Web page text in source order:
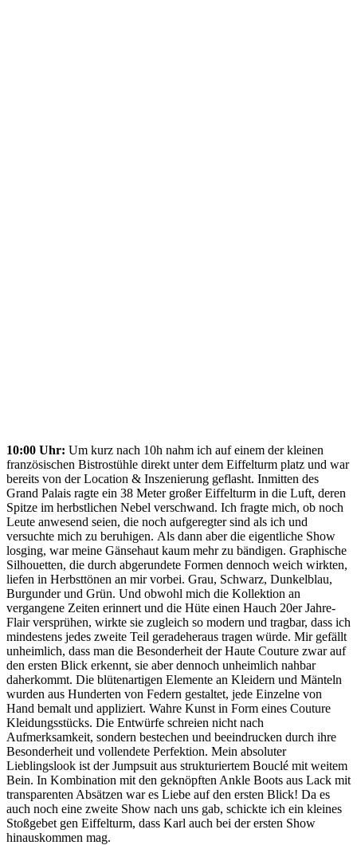
10:00 Uhr: Um kurz nach 10h nahm ich auf einem der kleinen
französischen Bistrostühle direkt unter dem Eiffelturm platz und war
bereits von der Location & Inszenierung geflasht. Inmitten des
Grand Palais ragte ein 38 Meter großer Eiffelturm in die Luft, deren
Spitze im herbstlichen Nebel verschwand. Ich fragte mich, ob noch
Leute anwesend seien, die noch aufgeregter sind als ich und
versuchte mich zu beruhigen. Als dann aber die eigentliche Show
losging, war meine Gänsehaut kaum mehr zu bändigen. Graphische
Silhouetten, die durch abgerundete Formen dennoch weich wirkten,
liefen in Herbsttönen an mir vorbei. Grau, Schwarz, Dunkelblau,
Burgunder und Grün. Und obwohl mich die Kollektion an
vergangene Zeiten erinnert und die Hüte einen Hauch 20er Jahre-
Flair versprühen, wirkte sie zugleich so modern und tragbar, dass ich
mindestens jedes zweite Teil geradeheraus tragen würde. Mir gefällt
unheimlich, dass man die Besonderheit der Haute Couture zwar auf
den ersten Blick erkennt, sie aber dennoch unheimlich nahbar
daherkommt. Die blütenartigen Elemente an Kleidern und Mänteln
wurden aus Hunderten von Federn gestaltet, jede Einzelne von
Hand bemalt und appliziert. Wahre Kunst in Form eines Couture
Kleidungsstücks. Die Entwürfe schreien nicht nach
Aufmerksamkeit, sondern bestechen und beeindrucken durch ihre
Besonderheit und vollendete Perfektion. Mein absoluter
Lieblingslook ist der Jumpsuit aus strukturiertem Bouclé mit weitem
Bein. In Kombination mit den geknöpften Ankle Boots aus Lack mit
transparenten Absätzen war es Liebe auf den ersten Blick! Da es
auch noch eine zweite Show nach uns gab, schickte ich ein kleines
Stoßgebet gen Eiffelturm, dass Karl auch bei der ersten Show
hinauskommen mag.